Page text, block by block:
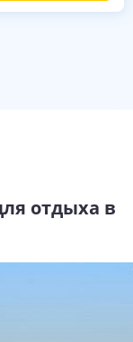
отдыха в